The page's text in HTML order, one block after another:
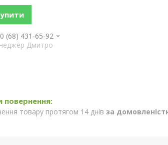
(68) 431-65-92
Дмитро
товару протягом 14 днів за